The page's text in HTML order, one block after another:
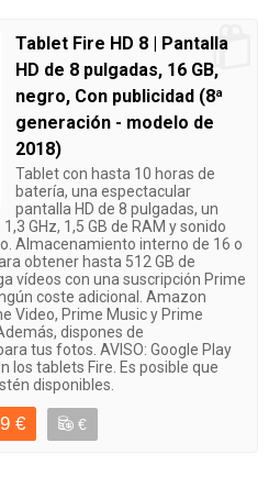
Tablet Fire HD 8 | Pantalla
HD de 8 pulgadas, 16 GB,
negro, Con publicidad (8ª
generación - modelo de
2018)
Tablet con hasta 10 horas de
batería, una espectacular
pantalla HD de 8 pulgadas, un
GHz, 1,5 GB de RAM y sonido
Almacenamiento interno de 16 o
obtener hasta 512 GB de
vídeos con una suscripción Prime
coste adicional. Amazon
Video, Prime Music y Prime
dispones de
tus fotos. AVISO: Google Play
los tablets Fire. Es posible que
disponibles.
€ €